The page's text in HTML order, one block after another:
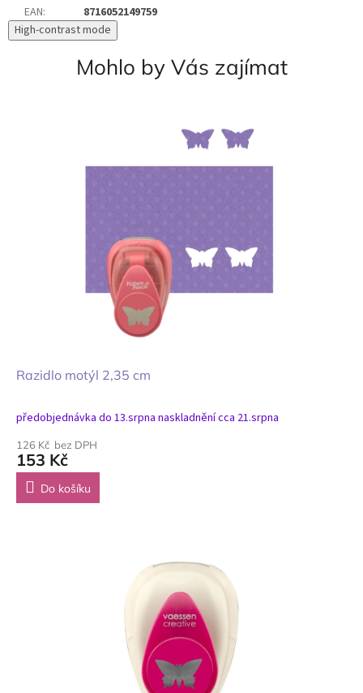
EAN:
8716052149759
High-contrast mode
Mohlo by Vás zajímat
Razidlo motýl 2,35 cm
předobjednávka do 13.srpna naskladnění cca 21.srpna
126 Kč bez DPH
153 Kč
Do košíku